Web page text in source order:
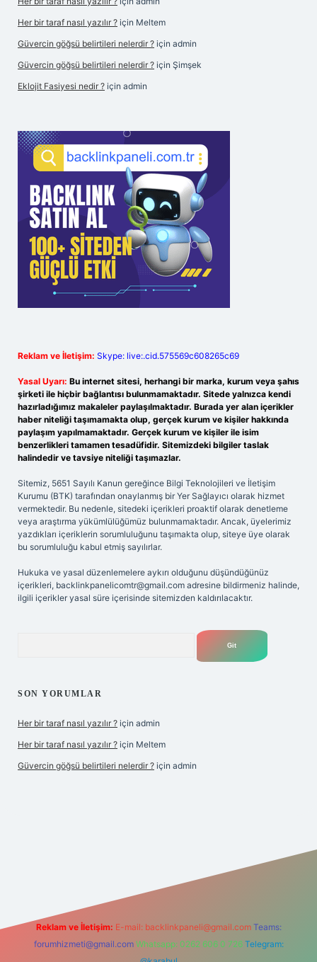
Her bir taraf nasıl yazılır ? için Meltem
Güvercin göğsü belirtileri nelerdir ? için admin
Güvercin göğsü belirtileri nelerdir ? için Şimşek
Eklojit Fasiyesi nedir ? için admin
Reklam ve İletişim: Skype: live:.cid.575569c608265c69
Yasal Uyarı: Bu internet sitesi, herhangi bir marka, kurum veya şahıs
şirketi ile hiçbir bağlantısı bulunmamaktadır. Sitede yalnızca kendi
hazırladığımız makaleler paylaşılmaktadır. Burada yer alan içerikler
haber niteliği taşımamakta olup, gerçek kurum ve kişiler hakkında
paylaşım yapılmamaktadır. Gerçek kurum ve kişiler ile isim
benzerlikleri tamamen tesadüfidir. Sitemizdeki bilgiler taslak
halindedir ve tavsiye niteliği taşımazlar.
Sitemiz, 5651 Sayılı Kanun gereğince Bilgi Teknolojileri ve İletişim
Kurumu (BTK) tarafından onaylanmış bir Yer Sağlayıcı olarak hizmet
vermektedir. Bu nedenle, sitedeki içerikleri proaktif olarak denetleme
veya araştırma yükümlülüğümüz bulunmamaktadır. Ancak, üyelerimiz
yazdıkları içeriklerin sorumluluğunu taşımakta olup, siteye üye olarak
bu sorumluluğu kabul etmiş sayılırlar.
Hukuka ve yasal düzenlemelere aykırı olduğunu düşündüğünüz
içerikleri, backlinkpanelicomtr@gmail.com adresine bildirmeniz halinde,
ilgili içerikler yasal süre içerisinde sitemizden kaldırılacaktır.
SON YORUMLAR
Her bir taraf nasıl yazılır ? için admin
Her bir taraf nasıl yazılır ? için Meltem
Güvercin göğsü belirtileri nelerdir ? için admin
Reklam ve İletişim: E-mail: backlinkpaneli@gmail.com Teams:
forumhizmeti@gmail.com Whatsapp: 0262 606 0 726 Telegram: